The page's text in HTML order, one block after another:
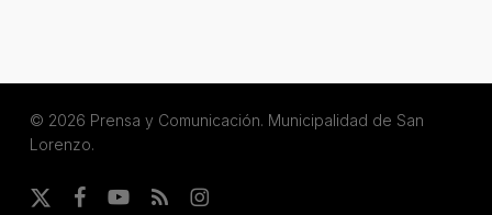
© 2026 Prensa y Comunicación. Municipalidad de San
Lorenzo.
x-
facebookyoutube
RSS instagram